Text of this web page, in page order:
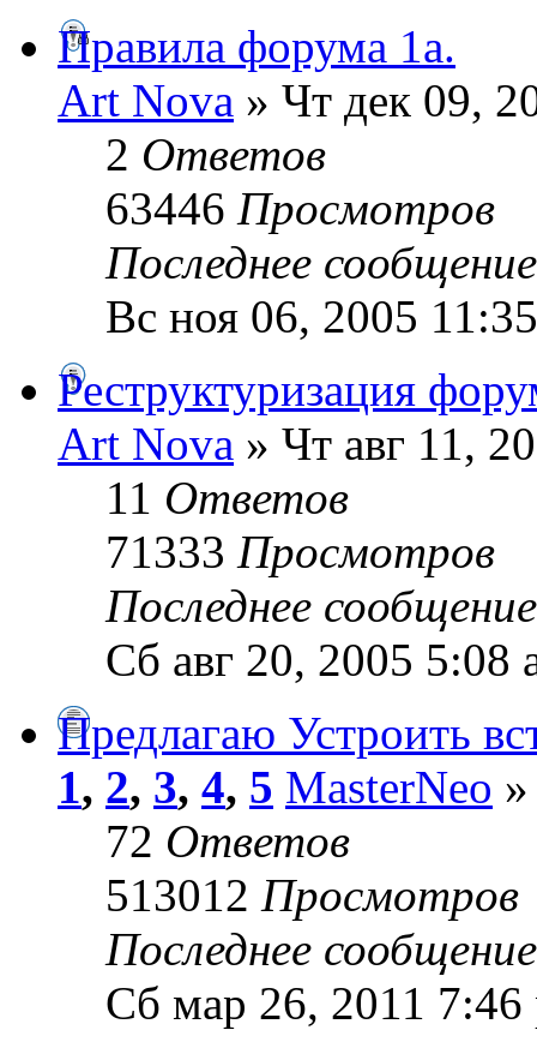
Правила форума 1а.
Art Nova » Чт дек 09,
2 Ответов
63446 Просмотров
Последнее
Вс ноя 06, 2005
Реструктуризация
Art Nova » Чт авг 11,
11 Ответов
71333 Просмотров
Последнее
Сб авг 20, 2005 5:08
Предлагаю Устроить
1, 2, 3, 4, 5 MasterNeo
72 Ответов
513012 Просмотров
Последнее
Сб мар 26, 2011 7:46